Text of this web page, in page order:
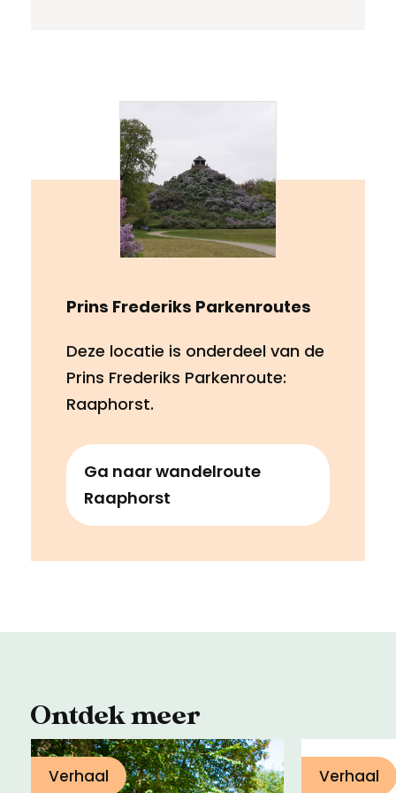
Prins Frederiks Parkenroutes
Deze locatie is onderdeel van de
Prins Frederiks Parkenroute:
Raaphorst.
Ga naar wandelroute
Raaphorst
Ontdek meer
Verhaal Verhaal